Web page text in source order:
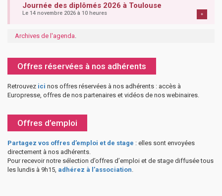
Journée des diplômés 2026 à Toulouse
Le 14 novembre 2026 à 10 heures +
Archives de l'agenda
Offres réservées à nos adhérents
Retrouvez ici nos offres réservées à nos adhérents : accès à
Europresse, offres de nos partenaires et vidéos de nos webinaires.
Offres d’emploi
Partagez vos offres d’emploi et de stage : elles sont envoyées
directement à nos adhérents.
Pour recevoir notre sélection d’offres d’emploi et de stage diffusée tous
les lundis à 9h15, adhérez à l’association